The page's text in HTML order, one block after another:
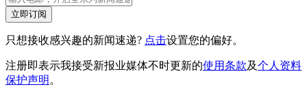
立即订阅
只想接收感兴趣的新闻速递? 点击设置您的偏好。
注册即表示我接受新报业媒体不时更新的使用条款及个人资料
保护声明 。